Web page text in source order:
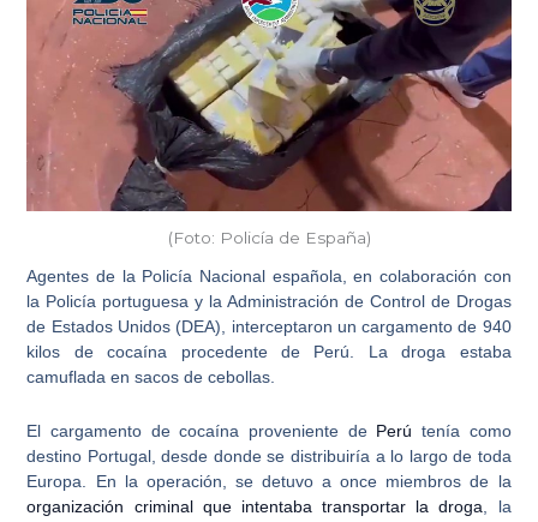
(Foto: Policía de España)
Agentes de la Policía Nacional española , en colaboración con
la Policía portuguesa y laAdministración de Control de Drogas
de Estados Unidos (DEA) , interceptaron un cargamento de 940
kilos de cocaína procedente de Perú. La droga estaba
camuflada en sacos de cebollas.
El cargamento de cocaína proveniente de Perú tenía como
destino Portugal, desde donde se distribuiría a lo largo de toda
Europa. En la operación, se detuvo a once miembros de la
organización criminal que intentaba transportar la droga, la